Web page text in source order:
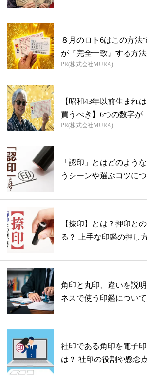
８月のロト6はこの方法
が『完全一致』する方法
PR(株式会社MURA)
【昭和43年以前生まれ
買うべき】6つの数字が
方...
PR(株式会社MURA)
「認印」とはどのよう
うシーンや選ぶコツに
【捺印】とは？押印と
る？ 上手な印鑑の押し
角印と丸印、違いを説
ネスで使う印鑑につい
社印である角印を電子
は？ 社印の役割や懸念